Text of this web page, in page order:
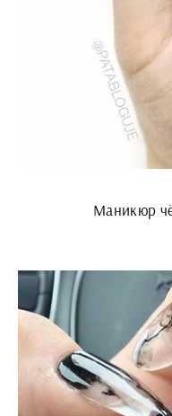
Маникюр